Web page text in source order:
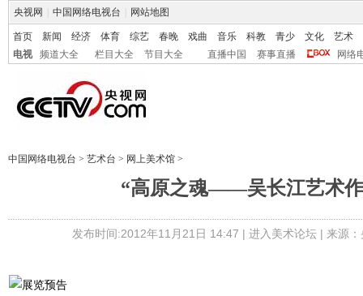
央视网 中国网络电视台 网站地图
首页 新闻 经济 体育 综艺 春晚 戏曲 音乐 科教 青少 文化
艺术
电视
频道大全 栏目大全 节目大全 直播中国 赛事直播 网络
中国网络电视台 > 艺术台 > 网上美术馆 >
“高原之魂——吴长江艺术
发布时间:2012年11月21日 14:47 | 进入美术论坛| 来源